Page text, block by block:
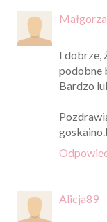
I dobrze,
podobne
Bardzo
Alicja89